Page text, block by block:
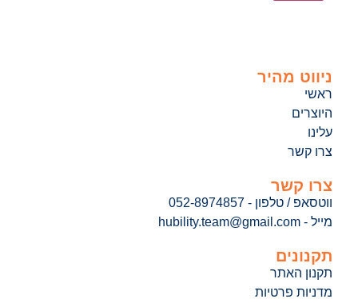
ניווט מהיר
ראשי
היוצרים
עלינו
צרו קשר
צרו קשר
ווטסאפ / טלפון - 052-8974857
מייל - hubility.team@gmail.com
תקנונים
תקנון האתר
מדניות פרטיות